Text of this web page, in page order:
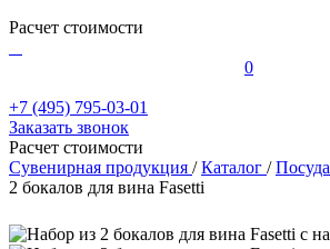
Расчет стоимости
0
+7 (495) 795-03-01
Заказать звонок
Расчет стоимости
Сувенирная продукция / Каталог / Посуда
2 бокалов для вина Fasetti